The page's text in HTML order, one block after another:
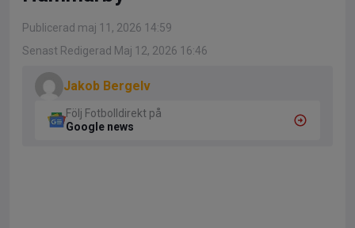
Publicerad maj 11, 2026 14:59
Senast Redigerad Maj 12, 2026 16:46
Jakob Bergelv
Följ Fotbolldirekt på
Google news